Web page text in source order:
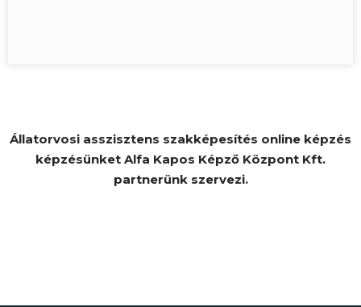
Állatorvosi asszisztens szakképesítés online képzés
képzésünket Alfa Kapos Képző Központ Kft.
partnerünk szervezi.